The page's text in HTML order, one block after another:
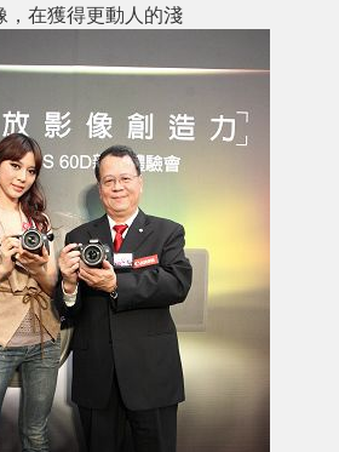
，在獲得更動人的淺